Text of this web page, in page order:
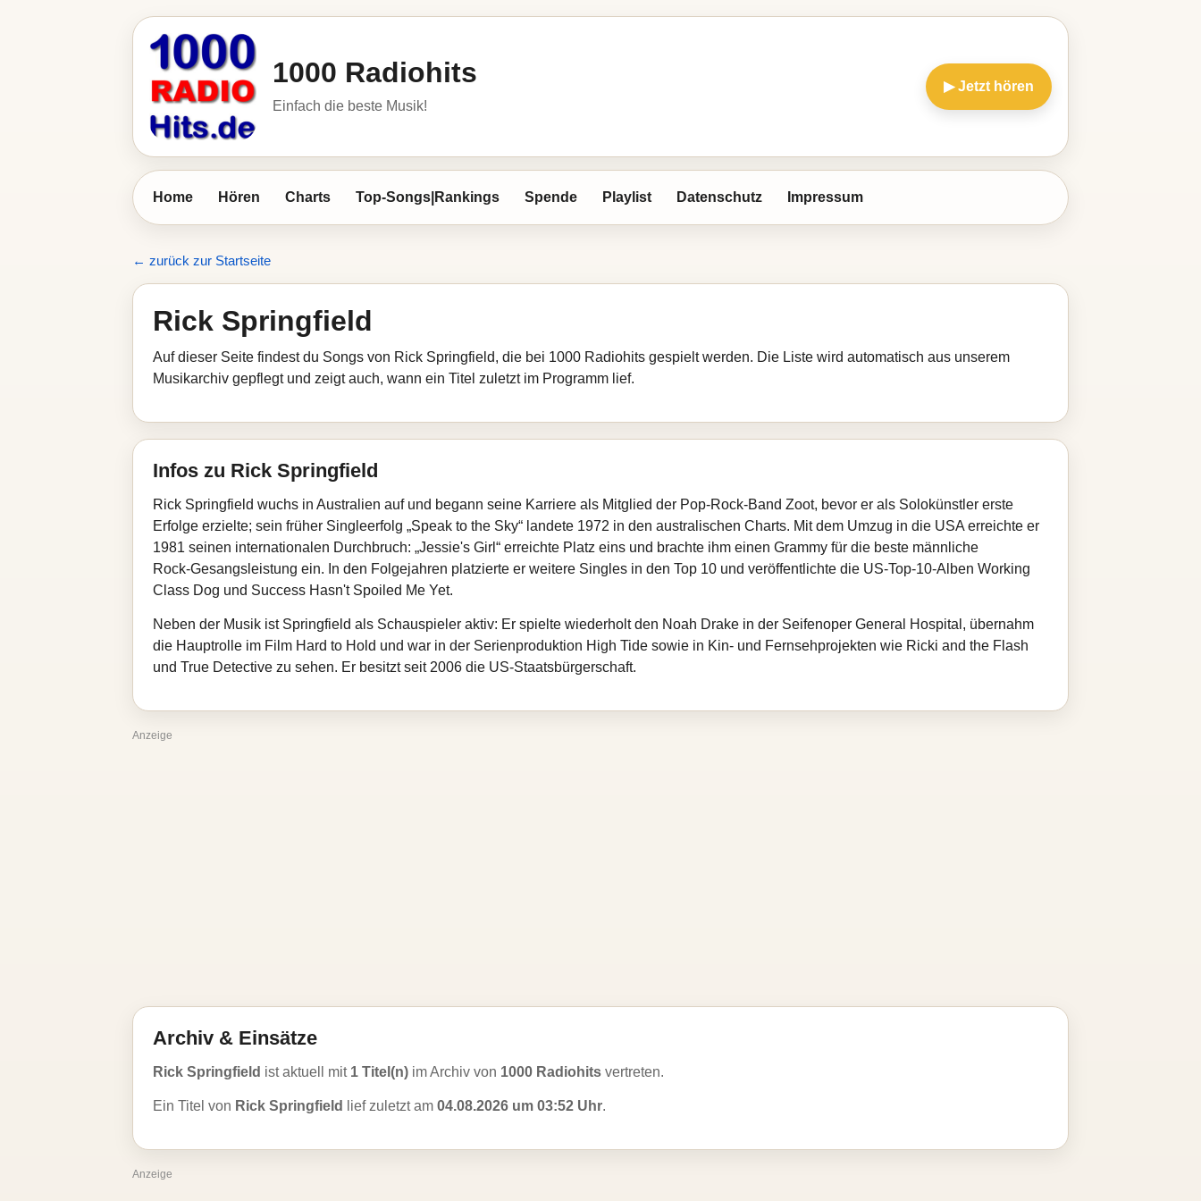
1000 Radiohits
Einfach die beste Musik!
▶ Jetzt hören
Home Hören Charts Top-Songs|Rankings Spende Playlist Datenschutz Impressum
← zurück zur Startseite
Rick Springfield
Auf dieser Seite findest du Songs von Rick Springfield, die bei 1000 Radiohits gespielt werden. Die Liste wird automatisch aus unserem
Musikarchiv gepflegt und zeigt auch, wann ein Titel zuletzt im Programm lief.
Infos zu Rick Springfield
Rick Springfield wuchs in Australien auf und begann seine Karriere als Mitglied der Pop‑Rock‑Band Zoot, bevor er als Solokünstler erste
Erfolge erzielte; sein früher Singleerfolg „Speak to the Sky“ landete 1972 in den australischen Charts. Mit dem Umzug in die USA erreichte er
1981 seinen internationalen Durchbruch: „Jessie's Girl“ erreichte Platz eins und brachte ihm einen Grammy für die beste männliche
Rock‑Gesangsleistung ein. In den Folgejahren platzierte er weitere Singles in den Top 10 und veröffentlichte die US‑Top‑10‑Alben Working
Class Dog und Success Hasn't Spoiled Me Yet.
Neben der Musik ist Springfield als Schauspieler aktiv: Er spielte wiederholt den Noah Drake in der Seifenoper General Hospital, übernahm
die Hauptrolle im Film Hard to Hold und war in der Serienproduktion High Tide sowie in Kin‑ und Fernsehprojekten wie Ricki and the Flash
und True Detective zu sehen. Er besitzt seit 2006 die US‑Staatsbürgerschaft.
Anzeige
Archiv & Einsätze
Rick Springfield ist aktuell mit 1 Titel(n) im Archiv von 1000 Radiohits vertreten.
Ein Titel von Rick Springfield lief zuletzt am 04.08.2026 um 03:52 Uhr.
Anzeige